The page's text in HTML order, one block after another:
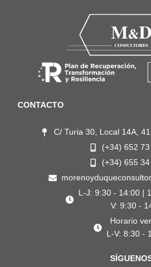
CONTACTO
C/ Turia 30, Local 14A,
(+34) 652
(+34) 655
L-J: 9:30 - 14:00 |
V: 9:30 -
Horario
L-V: 8:30 -